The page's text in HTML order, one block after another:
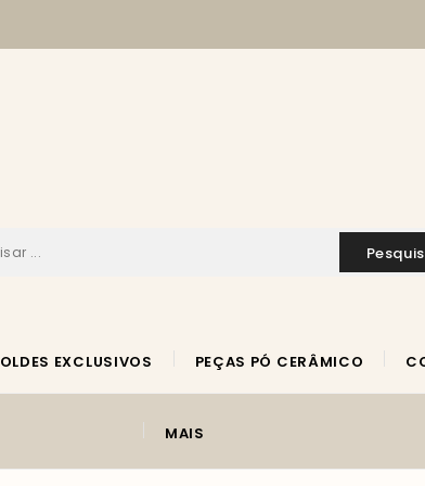
MOLDES EXCLUSIVOS PEÇAS PÓ CERÂMICO
MAIS